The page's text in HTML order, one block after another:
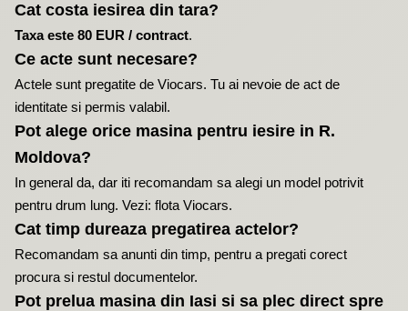
Cat costa iesirea din tara?
Taxa este 80 EUR / contract.
Ce acte sunt necesare?
Actele sunt pregatite de Viocars. Tu ai nevoie de act de
identitate si permis valabil.
Pot alege orice masina pentru iesire in R.
Moldova?
In general da, dar iti recomandam sa alegi un model potrivit
pentru drum lung. Vezi: flota Viocars.
Cat timp dureaza pregatirea actelor?
Recomandam sa anunti din timp, pentru a pregati corect
procura si restul documentelor.
Pot prelua masina din Iasi si sa plec direct spre